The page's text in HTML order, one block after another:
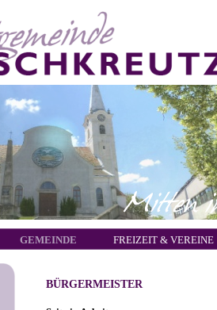
GEMEINDE FREIZEIT & VEREINE
BÜRGERMEISTER